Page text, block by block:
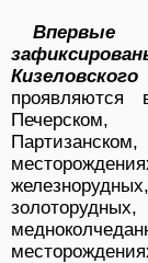
проявляются